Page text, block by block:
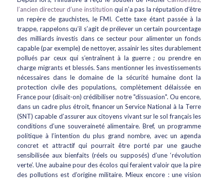
l’ancien directeur d’une institution qui n’a pas la réputation d’être
un repère de gauchistes, le FMI. Cette taxe étant passée à la
trappe, rappelons qu’il s’agit de prélever un certain pourcentage
des milliards investis dans ce secteur pour alimenter un fonds
capable (par exemple) de nettoyer, assainir les sites durablement
pollués par ceux qui s’entraînent à la guerre ; ou prendre en
charge migrants et blessés. Sans mentionner les investissements
nécessaires dans le domaine de la sécurité humaine dont la
protection civile des populations, complètement délaissée en
France pour (disait-on) crédibiliser notre "dissuasion". Ou encore,
dans un cadre plus étroit, financer un Service National à la Terre
(SNT) capable d’assurer aux citoyens vivant sur le sol français les
conditions d’une souveraineté alimentaire. Bref, un programme
politique à l’intention du plus grand nombre, avec un agenda
concret et attractif qui pourrait être porté par une gauche
sensibilisée aux bienfaits (réels ou supposés) d’une ‘révolution
verte’. Une aubaine pour des écolos qui feraient valoir que la pire
des pollutions est d’origine militaire. Mieux encore : une vision